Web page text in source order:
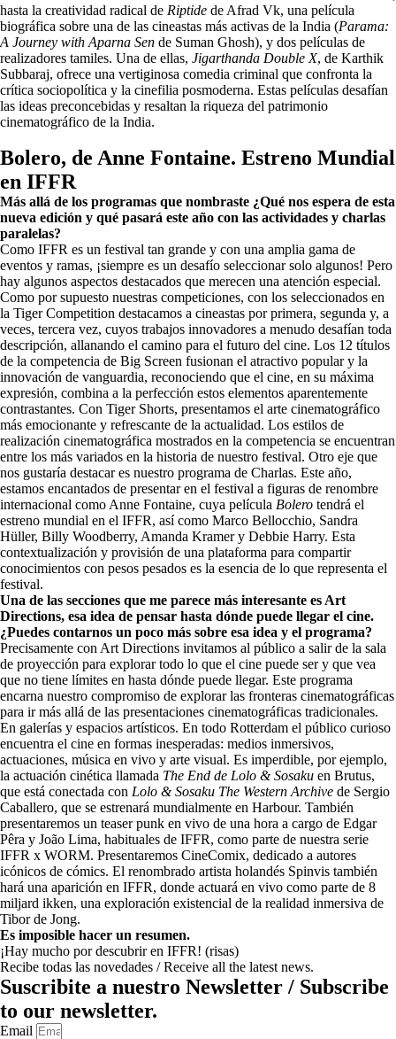
hasta la creatividad radical de Riptide de Afrad Vk, una película
biográfica sobre una de las cineastas más activas de la India (Parama:
A Journey with Aparna Sen de Suman Ghosh), y dos películas de
realizadores tamiles. Una de ellas, Jigarthanda Double X, de Karthik
Subbaraj, ofrece una vertiginosa comedia criminal que confronta la
crítica sociopolítica y la cinefilia posmoderna. Estas películas desafían
las ideas preconcebidas y resaltan la riqueza del patrimonio
cinematográfico de la India.
Bolero, de Anne Fontaine. Estreno Mundial
en IFFR
Más allá de los programas que nombraste ¿Qué nos espera de esta
nueva edición y qué pasará este año con las actividades y charlas
paralelas?
Como IFFR es un festival tan grande y con una amplia gama de
eventos y ramas, ¡siempre es un desafío seleccionar solo algunos! Pero
hay algunos aspectos destacados que merecen una atención especial.
Como por supuesto nuestras competiciones, con los seleccionados en
la Tiger Competition destacamos a cineastas por primera, segunda y, a
veces, tercera vez, cuyos trabajos innovadores a menudo desafían toda
descripción, allanando el camino para el futuro del cine. Los 12 títulos
de la competencia de Big Screen fusionan el atractivo popular y la
innovación de vanguardia, reconociendo que el cine, en su máxima
expresión, combina a la perfección estos elementos aparentemente
contrastantes. Con Tiger Shorts, presentamos el arte cinematográfico
más emocionante y refrescante de la actualidad. Los estilos de
realización cinematográfica mostrados en la competencia se encuentran
entre los más variados en la historia de nuestro festival. Otro eje que
nos gustaría destacar es nuestro programa de Charlas. Este año,
estamos encantados de presentar en el festival a figuras de renombre
internacional como Anne Fontaine, cuya película Bolero tendrá el
estreno mundial en el IFFR, así como Marco Bellocchio, Sandra
Hüller, Billy Woodberry, Amanda Kramer y Debbie Harry. Esta
contextualización y provisión de una plataforma para compartir
conocimientos con pesos pesados ​​es la esencia de lo que representa el
festival.
Una de las secciones que me parece más interesante es Art
Directions, esa idea de pensar hasta dónde puede llegar el cine.
¿Puedes contarnos un poco más sobre esa idea y el programa?
Precisamente con Art Directions invitamos al público a salir de la sala
de proyección para explorar todo lo que el cine puede ser y que vea
que no tiene límites en hasta dónde puede llegar. Este programa
encarna nuestro compromiso de explorar las fronteras cinematográficas
para ir más allá de las presentaciones cinematográficas tradicionales.
En galerías y espacios artísticos. En todo Rotterdam el público curioso
encuentra el cine en formas inesperadas: medios inmersivos,
actuaciones, música en vivo y arte visual. Es imperdible, por ejemplo,
la actuación cinética llamada The End de Lolo & Sosaku en Brutus,
que está conectada con Lolo & Sosaku The Western Archive de Sergio
Caballero, que se estrenará mundialmente en Harbour. También
presentaremos un teaser punk en vivo de una hora a cargo de Edgar
Pêra y João Lima, habituales de IFFR, como parte de nuestra serie
IFFR x WORM. Presentaremos CineComix, dedicado a autores
icónicos de cómics. El renombrado artista holandés Spinvis también
hará una aparición en IFFR, donde actuará en vivo como parte de 8
miljard ikken, una exploración existencial de la realidad inmersiva de
Tibor de Jong.
Es imposible hacer un resumen.
¡Hay mucho por descubrir en IFFR! (risas)
Recibe todas las novedades / Receive all the latest news.
Suscribite a nuestro Newsletter / Subscribe
to our newsletter.
Email